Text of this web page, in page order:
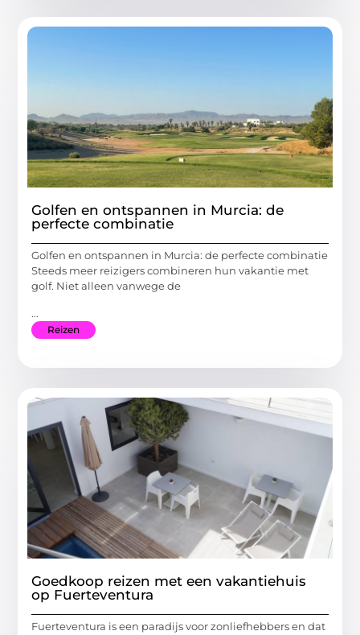
Golfen en ontspannen in Murcia: de
perfecte combinatie
Golfen en ontspannen in Murcia: de perfecte combinatie
Steeds meer reizigers combineren hun vakantie met
golf. Niet alleen vanwege de
...
Reizen
Goedkoop reizen met een vakantiehuis
op Fuerteventura
Fuerteventura is een paradijs voor zonliefhebbers en dat